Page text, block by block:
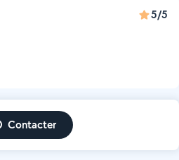
5/5
Contacter